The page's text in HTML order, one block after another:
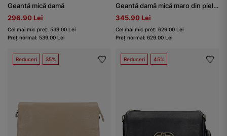
Geantă mică damă
296.90 Lei
Cel mai mic preț: 539.00 Lei
Preț normal: 539.00 Lei
Geantă damă mică maro din piele combinată
345.90 Lei
Cel mai mic preț: 629.00 Lei
Preț normal: 629.00 Lei
Reduceri 35% Reduceri 45%